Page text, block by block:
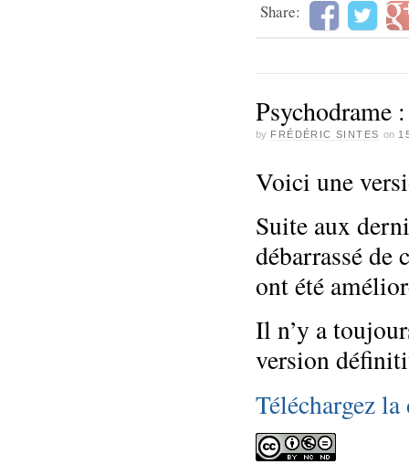
Share:
Psychodrame
by FRÉDÉRIC SINTES on
Voici une
Suite aux
débarrassé de
ont été
Il n’y a
version
Téléchargez